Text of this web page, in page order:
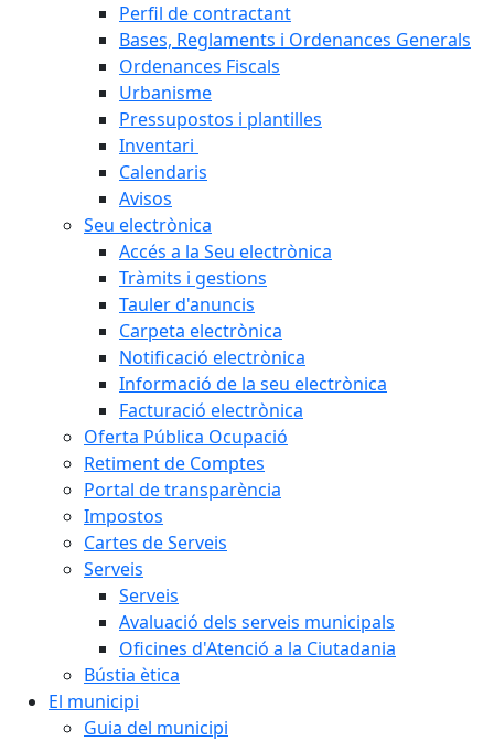
Perfil de contractant
Bases, Reglaments i Ordenances Generals
Ordenances Fiscals
Urbanisme
Pressupostos i plantilles
Inventari
Calendaris
Avisos
Seu electrònica
Accés a la Seu electrònica
Tràmits i gestions
Tauler d'anuncis
Carpeta electrònica
Notificació electrònica
Informació de la seu electrònica
Facturació electrònica
Oferta Pública Ocupació
Retiment de Comptes
Portal de transparència
Impostos
Cartes de Serveis
Serveis
Serveis
Avaluació dels serveis municipals
Oficines d'Atenció a la Ciutadania
Bústia ètica
El municipi
Guia del municipi